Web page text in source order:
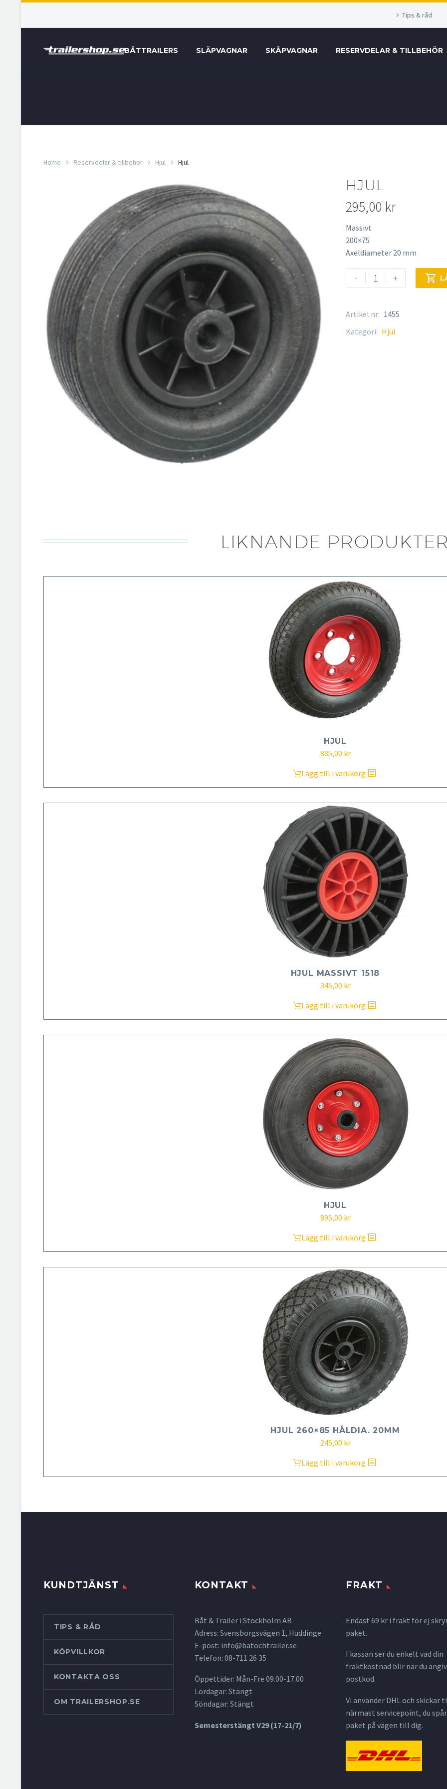
Tips & råd
BÅTTRAILERS SLÄPVAGNAR SKÅPVAGNAR RESERVDELAR & TILLBEHÖR
Home Reservdelar & tillbehör Hjul Hjul
HJUL
295,00 kr
Massivt
200×75
Axeldiameter 20 mm
-
mängd
+ 
Artikel nr: 1455
Kategori: Hjul
LIKNANDE
HJUL
885,00 kr
Lägg till i varukorg
HJUL MASSIVT 1518
345,00 kr
Lägg till i varukorg
HJUL
895,00 kr
Lägg till i varukorg
HJUL 260×85 HÅLDIA. 20MM
245,00 kr
Lägg till i varukorg
KUNDTJÄNST
TIPS & RÅD
KÖPVILLKOR
KONTAKTA OSS
OM TRAILERSHOP.SE
KONTAKT
Båt & Trailer i Stockholm AB
Adress: Svensborgsvägen 1, Huddinge
E-post: info@batochtrailer.se
Telefon: 08-711 26 35
Öppettider: Mån-Fre 09.00-17.00
Lördagar: Stängt
Söndagar: Stängt
Semesterstängt V29 (17-21/7)
FRAKT
Endast 69 kr i frakt för ej
paket.
I kassan ser du enkelt vad din
fraktkostnad blir när du
postkod.
Vi använder DHL och skickar
närmast servicepoint, du
paket på vägen till dig.